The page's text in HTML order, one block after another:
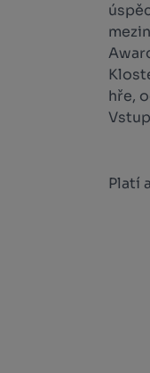
hře,
Platí